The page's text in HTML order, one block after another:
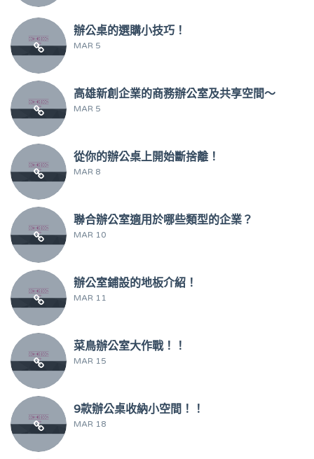
辦公桌的選購小技巧！
MAR 5
高雄新創企業的商務辦公室及共享空間～
MAR 5
從你的辦公桌上開始斷捨離！
MAR 8
聯合辦公室適用於哪些類型的企業？
MAR 10
辦公室鋪設的地板介紹！
MAR 11
菜鳥辦公室大作戰！！
MAR 15
9款辦公桌收納小空間！！
MAR 18